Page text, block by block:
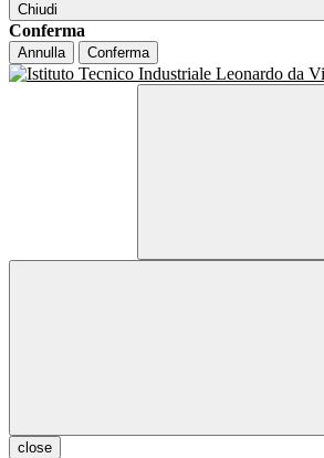
Chiudi
Conferma
Annulla Conferma
close